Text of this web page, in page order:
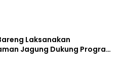
Laksanakan
Jagung Dukung Program